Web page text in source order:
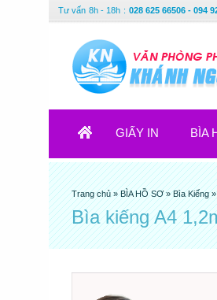
Tư vấn 8h - 18h : 028 625 66506 - 094
GIẤY IN BÌA
Trang chủ»BÌA HỒ SƠ »Bìa Kiếng
Bìa kiếng A4